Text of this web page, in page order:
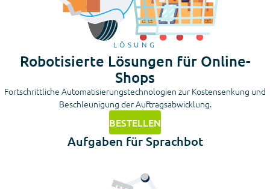
LÖSUNG
Robotisierte Lösungen für Online-
Shops
Fortschrittliche Automatisierungstechnologien zur Kostensenkung und
Beschleunigung der Auftragsabwicklung.
BESTELLEN
Aufgaben für Sprachbot